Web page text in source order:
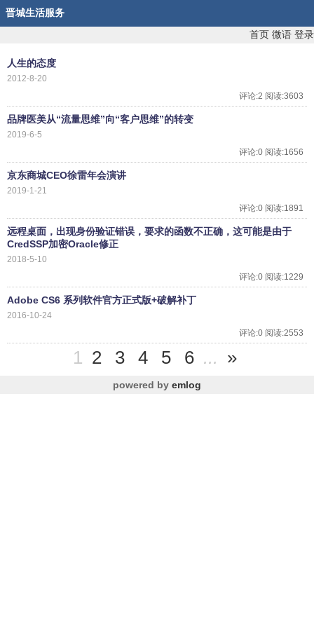
晋城生活服务
首页 微语 登录
人生的态度
2012-8-20
评论:2 阅读:3603
品牌医美从“流量思维”向“客户思维”的转变
2019-6-5
评论:0 阅读:1656
京东商城CEO徐雷年会演讲
2019-1-21
评论:0 阅读:1891
远程桌面，出现身份验证错误，要求的函数不正确，这可能是由于
CredSSP加密Oracle修正
2018-5-10
评论:0 阅读:1229
Adobe CS6 系列软件官方正式版+破解补丁
2016-10-24
评论:0 阅读:2553
1 2 3 4 5 6 ... »
powered by emlog